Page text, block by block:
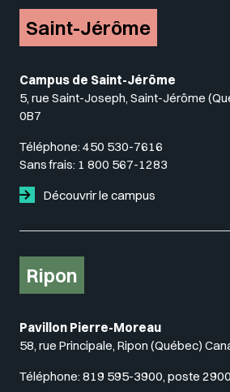
Saint-Jérôme
Campus de Saint-Jérôme
5, rue Saint-Joseph, Saint-Jérôme
0B7
Téléphone: 450 530-7616
Sans frais: 1 800 567-1283
Découvrir le campus
Ripon
Pavillon Pierre-Moreau
58, rue Principale, Ripon (Québec)
Téléphone: 819 595-3900, poste 2900